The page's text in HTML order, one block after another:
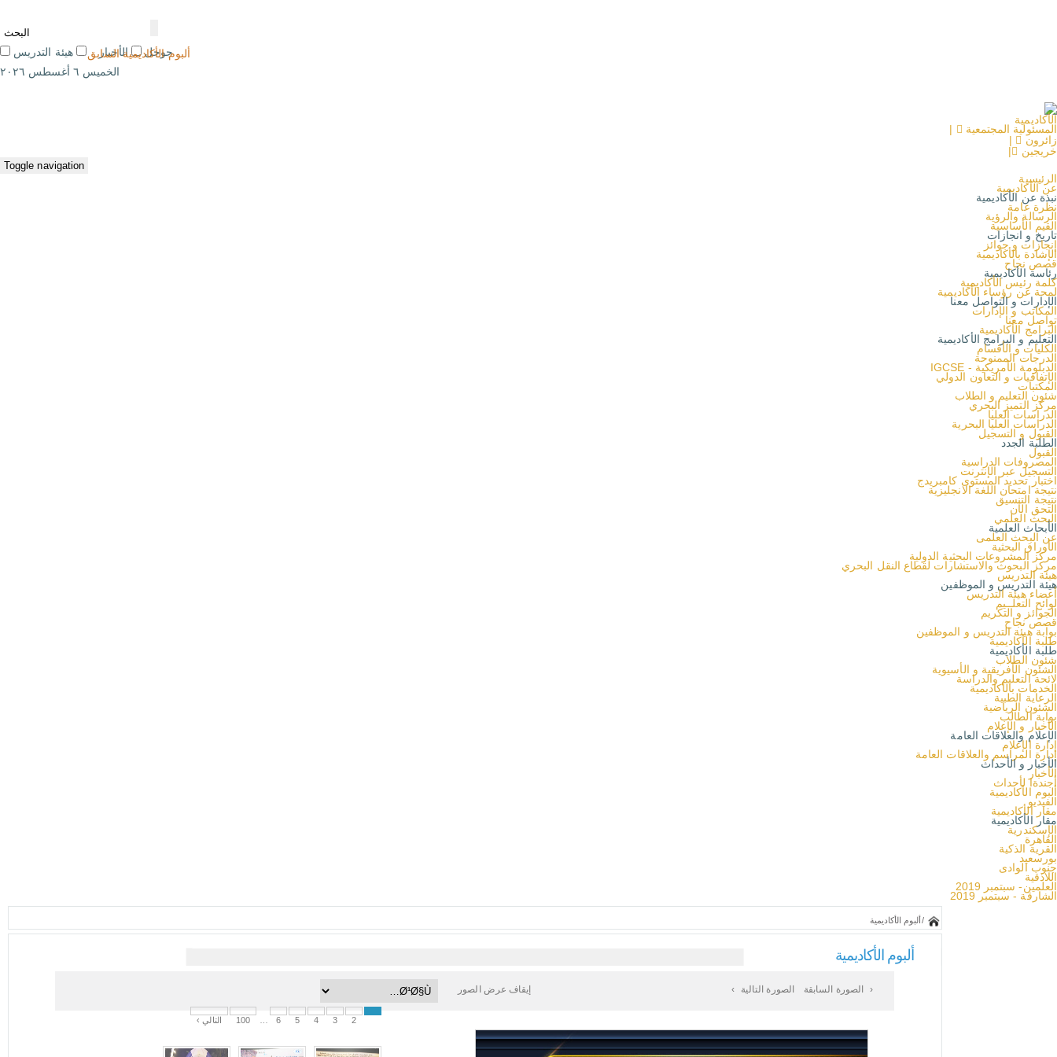
جوجل الأخبار
هيئة التدريس
الخميس ٦ أغسطس ٢٠٢٦
الأكاديمية
|
المسئولية المجتمعية
|
زائرون
|
خريجين
Toggle navigation
الرئيسية
عن الأكاديمية
نبذة عن الأكاديمية
نظرة عامة
الرسالة والرؤية
القيم الأساسية
تاريخ و انجازات
إنجازات و جوائز
الإشادة بالأكاديمية
قصص نجاح
رئاسة الأكاديمية
كلمة رئيس الأكاديمية
لمحة عن رؤساء الأكاديمية
الإدارات و التواصل معنا
المكاتب و الإدارات
تواصل معنا
البرامج الأكاديمية
التعليم و البرامج الأكاديمية
الكليات و الأقسام
الدرجات الممنوحة
IGCSE - الدبلومة الأمريكية
الإتفاقيات و التعاون الدولي
المكتبات
شئون التعليم و الطلاب
مركز التميز البحري
الدراسات العليا
الدراسات العليا البحرية
القبول و التسجيل
الطلبة الجدد
القبول
المصروفات الدراسية
التسجيل عبر الإنترنت
اختبار تحديد المستوى كامبريدج
نتيجة امتحان اللغة الانجليزية
نتيجة التنسيق
التحق الآن
البحث العلمي
الأبحاث العلمية
عن البحث العلمى
الأوراق البحثية
مركز المشروعات البحثية الدولية
مركز البحوث والاستشارات لقطاع النقل البحري
هيئة التدريس
هيئة التدريس و الموظفين
أعضاء هيئة التدريس
لوائح التعلــيم
الجوائز و التكريم
قصص نجاح
بوابة هيئة التدريس و الموظفين
طلبة الأكاديمية
طلبة الأكاديمية
شئون الطلاب
الشئون الأفريقية و الأسيوية
لائحة التعليم والدراسة
الخدمات بالأكاديمية
الرعاية الطبية
الشئون الرياضية
بوابة الطالب
الأخبار و الإعلام
الإعلام والعلاقات العامة
إدارة الإعلام
إدارة المراسم والعلاقات العامة
الأخبار و الأحداث
الأخبار
أجندةا لأحداث
ألبوم الأكاديمية
الفيديو
مقار الأكاديمية
مقار الأكاديمية
الإسكندرية
القاهرة
القرية الذكية
بورسعيد
جنوب الوادى
اللاذقية
العلمين- سبتمبر 2019
الشارقة - سبتمبر 2019
/ألبوم الأكاديمية
ألبوم الأكاديمية
ألبوم الأكاديمية السابق
إيقاف عرض الصور ‹ الصورة السابقة الصورة التالية ›
2
3
4
5
6
100 التالي ›